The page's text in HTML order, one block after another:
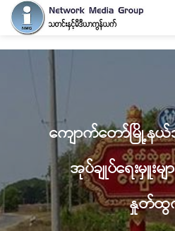
ကျောက်တော်မြို့နယ်
အုပ်ချုပ်ရေးမှူး
နှုတ်